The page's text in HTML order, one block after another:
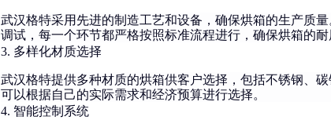
武汉格特采用先进的制造工艺和设备，确保烘箱的生产质
调试，每一个环节都严格按照标准流程进行，确保烘箱的耐
3. 多样化材质选择
武汉格特提供多种材质的烘箱供客户选择，包括不锈钢、
可以根据自己的实际需求和经济预算进行选择。
4. 智能控制系统